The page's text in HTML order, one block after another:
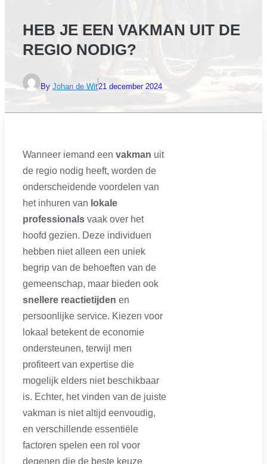
HEB JE EEN VAKMAN UIT DE
REGIO NODIG?
By Johan de Wit21 december 2024
Wanneer iemand een vakman uit
de regio nodig heeft, worden de
onderscheidende voordelen van
het inhuren van lokale
professionals vaak over het
hoofd gezien. Deze individuen
hebben niet alleen een uniek
begrip van de behoeften van de
gemeenschap, maar bieden ook
snellere reactietijden en
persoonlijke service. Kiezen voor
lokaal betekent de economie
ondersteunen, terwijl men
profiteert van expertise die
mogelijk elders niet beschikbaar
is. Echter, het vinden van de juiste
vakman is niet altijd eenvoudig,
en verschillende essentiële
factoren spelen een rol voor
degenen die de beste keuze